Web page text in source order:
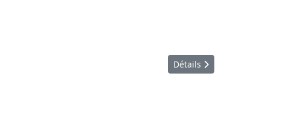
Détails